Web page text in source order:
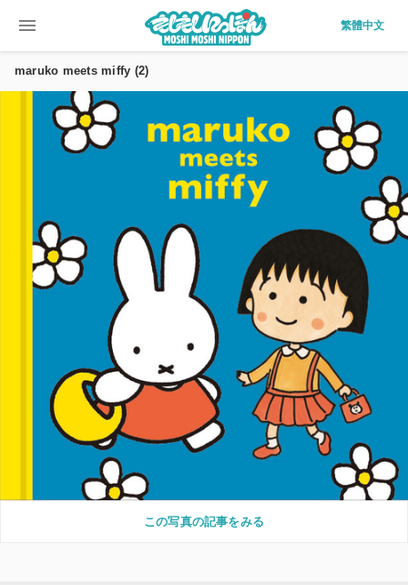
menu 繁體中文
maruko meets miffy (2)
この写真の記事をみる